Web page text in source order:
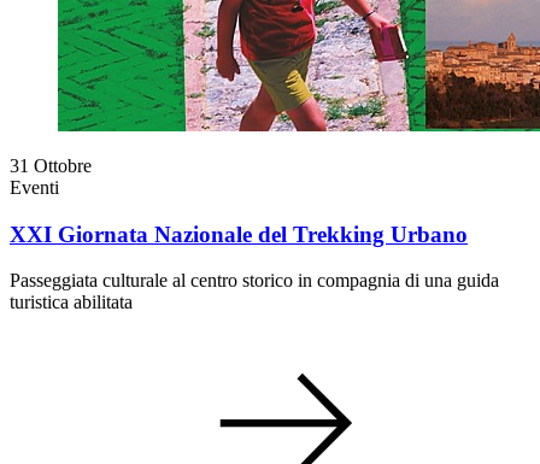
31 Ottobre
Eventi
XXI Giornata Nazionale del Trekking Urbano
Passeggiata culturale al centro storico in compagnia di una guida
turistica abilitata